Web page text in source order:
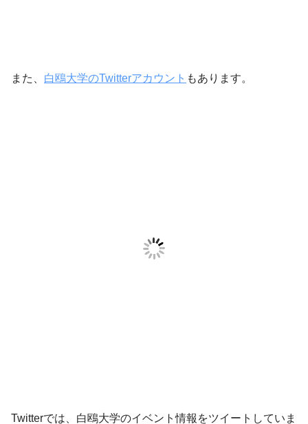
また、 白鴎大学のTwitterアカウント もあります。
Twitterでは、白鴎大学のイベント情報をツイートしていま